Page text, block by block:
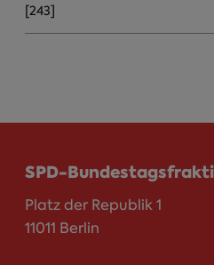
[243]
SPD-
Platz der Republik 1
11011 Berlin